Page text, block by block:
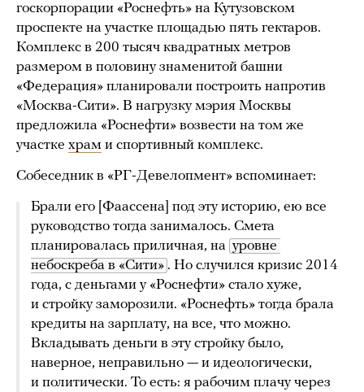
госкорпорации «Роснефть» на Кутузовском
проспекте на участке площадью пять гектаров.
Комплекс в 200 тысяч квадратных метров
размером в половину знаменитой башни
«Федерация» планировали построить напротив
«Москва-Сити». В нагрузку мэрия Москвы
предложила «Роснефти» возвести на том же
участке храм и спортивный комплекс.
Собеседник в «РГ-Девелопмент» вспоминает:
Брали его [Фаассена] под эту историю, ею все
руководство тогда занималось. Смета
планировалась приличная, на уровне
небоскреба в «Сити» . Но случился кризис 2014
года, с деньгами у «Роснефти» стало хуже,
и стройку заморозили. «Роснефть» тогда брала
кредиты на зарплату, на все, что можно.
Вкладывать деньги в эту стройку было,
наверное, неправильно — и идеологически,
и политически. То есть: я рабочим плачу через